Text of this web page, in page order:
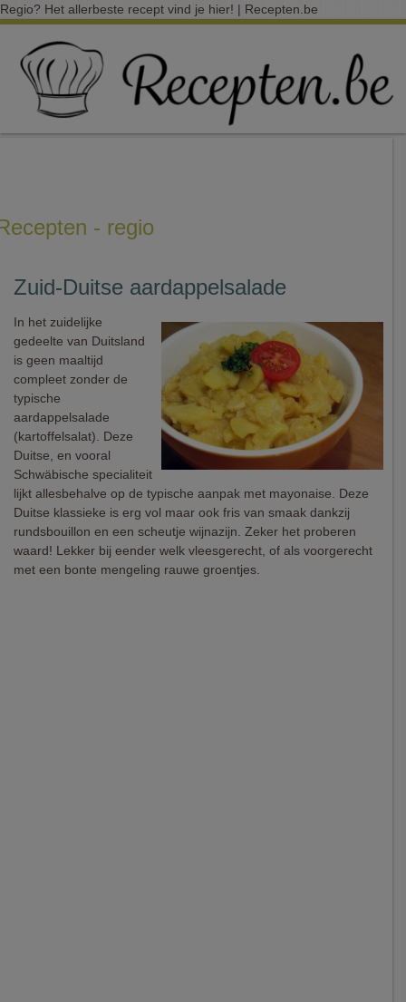
Regio? Het allerbeste recept vind je hier! | Recepten.be
- regio
Zuid-Duitse aardappelsalade
In het zuidelijke
gedeelte van Duitsland
is geen maaltijd
compleet zonder de
typische
aardappelsalade
(kartoffelsalat). Deze
Duitse, en vooral
Schwäbische specialiteit
lijkt allesbehalve op de typische aanpak met mayonaise. Deze
Duitse klassieke is erg vol maar ook fris van smaak dankzij
rundsbouillon en een scheutje wijnazijn. Zeker het proberen
waard! Lekker bij eender welk vleesgerecht, of als voorgerecht
met een bonte mengeling rauwe groentjes.